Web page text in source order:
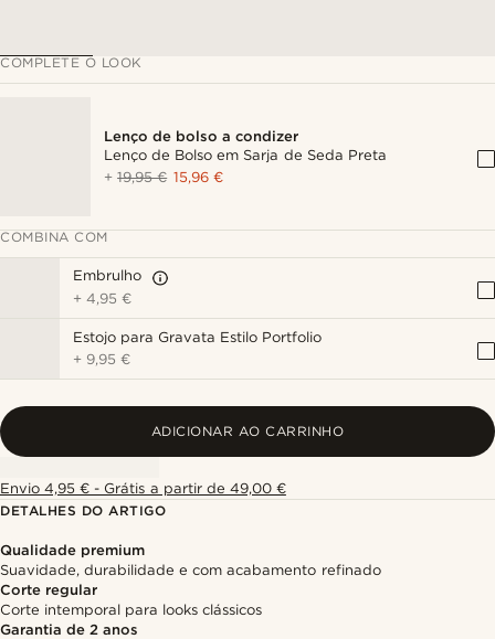
COMPLETE O LOOK
Lenço de bolso a condizer
Lenço de Bolso em Sarja de Seda Preta
+19,95 € 15,96 €
COMBINA COM
Embrulho
+4,95 €
Estojo para Gravata Estilo Portfolio
+ 9,95 €
ADICIONAR AO CARRINHO
Envio 4,95 € - Grátis a partir de 49,00 €
DETALHES DO ARTIGO
Qualidade premium
Suavidade, durabilidade e com acabamento refinado
Corte regular
Corte intemporal para looks clássicos
Garantia de 2 anos